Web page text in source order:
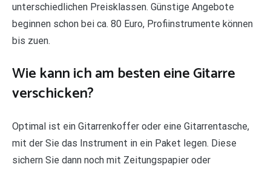
unterschiedlichen Preisklassen. Günstige Angebote
beginnen schon bei ca. 80 Euro, Profiinstrumente können
bis zuen.
Wie kann ich am besten eine Gitarre
verschicken?
Optimal ist ein Gitarrenkoffer oder eine Gitarrentasche,
mit der Sie das Instrument in ein Paket legen. Diese
sichern Sie dann noch mit Zeitungspapier oder